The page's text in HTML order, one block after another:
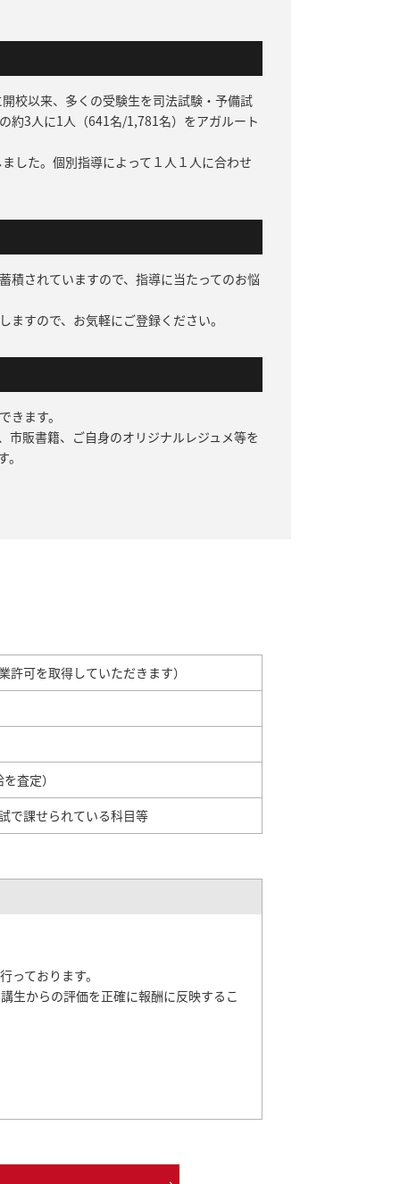
校以来、多くの受験生を司法試験・予備試
約3人に1人（641名/1,781名）をアガルート
した。個別指導によって１人１人に合わせ
積されていますので、指導に当たってのお悩
すので、お気軽にご登録ください。
ます。
市販書籍、ご自身のオリジナルレジュメ等を
可を取得していただきます）
査定）
で課せられている科目等
ております。
生からの評価を正確に報酬に反映するこ